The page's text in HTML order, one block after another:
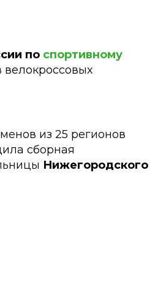
по спортивному
из 25 регионов
сборная
Нижегородского